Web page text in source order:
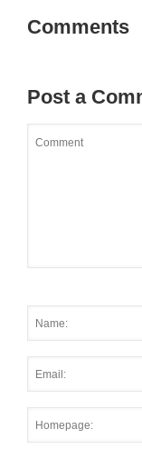
Comments
Post a